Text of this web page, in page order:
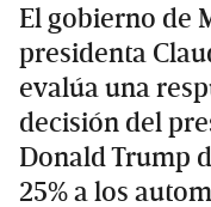
El gobierno de
presidenta
evalúa una
decisión del
Donald Trump
25% a los